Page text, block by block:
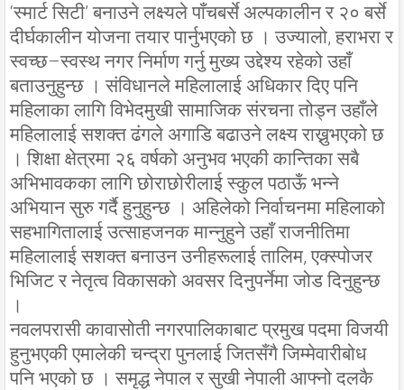
‘स्मार्ट सिटी’ बनाउने लक्ष्यले पाँचबर्से अल्पकालीन र २० बर्से
दीर्घकालीन योजना तयार पार्नुभएको छ । उज्यालो, हराभरा र
स्वच्छ–स्वस्थ नगर निर्माण गर्नु मुख्य उद्देश्य रहेको उहाँ
बताउनुहुन्छ । संविधानले महिलालाई अधिकार दिए पनि
महिलाका लागि विभेदमुखी सामाजिक संरचना तोड्न उहाँले
महिलालाई सशक्त ढंगले अगाडि बढाउने लक्ष्य राख्नुभएको छ
। शिक्षा क्षेत्रमा २६ वर्षको अनुभव भएकी कान्तिका सबै
अभिभावकका लागि छोराछोरीलाई स्कुल पठाऊँ भन्ने
अभियान सुरु गर्दै हुनुहुन्छ । अहिलेको निर्वाचनमा महिलाको
सहभागितालाई उत्साहजनक मान्नुहुने उहाँ राजनीतिमा
महिलालाई सशक्त बनाउन उनीहरूलाई तालिम, एक्स्पोजर
भिजिट र नेतृत्व विकासको अवसर दिनुपर्नेमा जोड दिनुहुन्छ
।
नवलपरासी कावासोती नगरपालिकाबाट प्रमुख पदमा विजयी
हुनुभएकी एमालेकी चन्द्रा पुनलाई जितसँगै जिम्मेवारीबोध
पनि भएको छ । समृद्ध नेपाल र सुखी नेपाली आफ्नो दलकै